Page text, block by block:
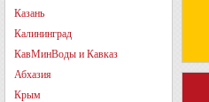
Казань
Калининград
КавМинВоды и Кавказ
Абхазия
Крым